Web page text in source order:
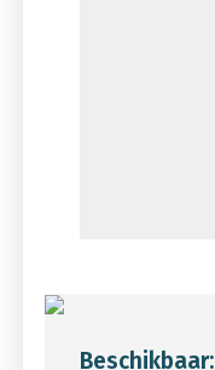
Beschikbaar: